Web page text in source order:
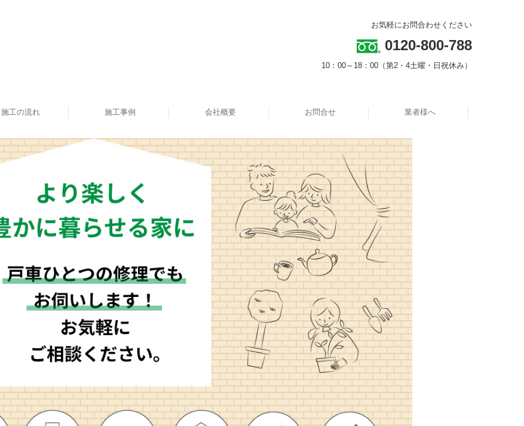
お気軽にお問合わせください
0120-800-788
10：00～18：00（第2・4土曜・日祝休み）
施工の流れ 施工事例
キッチン
トイレ
バスルーム
洗面台
内装
外装
屋根
エクステリア
リノベーション
新築施工事例
失敗事例
会社概要
ブログ
お問合せ 業者様へ